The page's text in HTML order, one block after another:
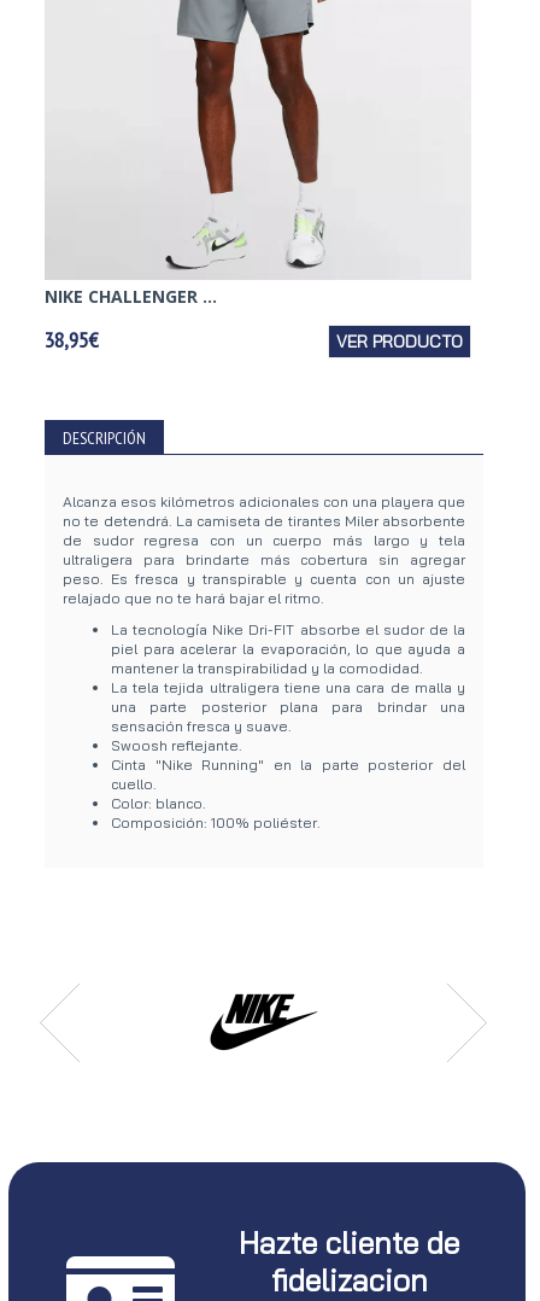
NIKE CHALLENGER ...
38,95€ VER PRODUCTO
DESCRIPCIÓN
Alcanza esos kilómetros adicionales con una playera que
no te detendrá. La camiseta de tirantes Miler absorbente
de sudor regresa con un cuerpo más largo y tela
ultraligera para brindarte más cobertura sin agregar
peso. Es fresca y transpirable y cuenta con un ajuste
relajado que no te hará bajar el ritmo.
La tecnología Nike Dri-FIT absorbe el sudor de la
piel para acelerar la evaporación, lo que ayuda a
mantener la transpirabilidad y la comodidad.
La tela tejida ultraligera tiene una cara de malla y
una parte posterior plana para brindar una
sensación fresca y suave.
Swoosh reflejante.
Cinta "Nike Running" en la parte posterior del
cuello.
Color: blanco.
Composición: 100% poliéster.
Hazte cliente de
fidelizacion